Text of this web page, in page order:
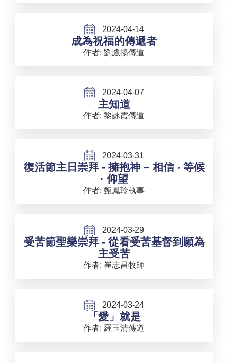
2024-04-14
成為祝福的傳遞者
作者: 劉鷹揚傳道
2024-04-07
主知道
作者: 黎詠霞傳道
2024-03-31
復活節主日崇拜 - 擁抱神 – 相信 ‧ 等候
· 仰望
作者: 甄鳳玲執事
2024-03-29
受苦節聖樂崇拜 - 從看受苦基督到願為
主受苦
作者: 崔志昌牧師
2024-03-24
「愛」就是
作者: 羅玉清傳道